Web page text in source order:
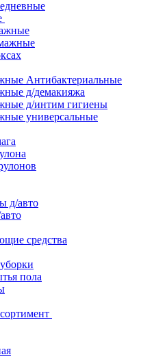
Антибактериальные
д/демакияжа
д/интим гигиены
универсальные
д/авто
средства
пола